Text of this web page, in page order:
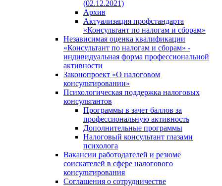
(02.12.2021)
Архив
Актуализация профстандарта
«Консультант по налогам и сборам»
Независимая оценка квалификации
«Консультант по налогам и сборам» -
индивидуальная форма профессиональной
активности
Законопроект «О налоговом
консультировании»
Психологическая поддержка налоговых
консультантов
Программы в зачет баллов за
профессиональную активность
Дополнительные программы
Налоговый консультант глазами
психолога
Вакансии работодателей и резюме
соискателей в сфере налогового
консультирования
Соглашения о сотрудничестве